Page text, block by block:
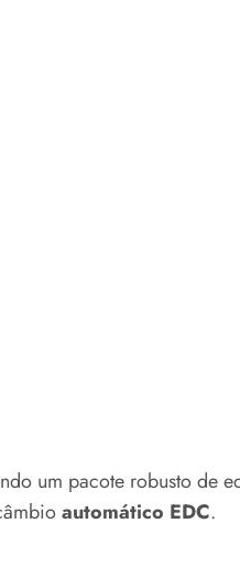
um pacote robusto de
automático EDC.